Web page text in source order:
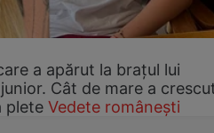
a apărut la brațul lui
Cât de mare a
plete Vedete românești